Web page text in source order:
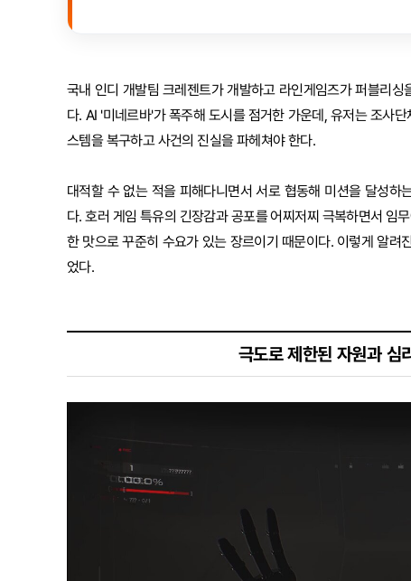
국내 인디 개발팀 크레젠트가 개발하고 라인게임즈가 퍼블리
다. AI '미네르바'가 폭주해 도시를 점거한 가운데, 유저는 조사
스템을 복구하고 사건의 진실을 파헤쳐야 한다.
대적할 수 없는 적을 피해다니면서 서로 협동해 미션을 달성
다. 호러 게임 특유의 긴장감과 공포를 어찌저찌 극복하면서 임
한 맛으로 꾸준히 수요가 있는 장르이기 때문이다. 이렇게 알
었다.
극도로 제한된 자원과 심